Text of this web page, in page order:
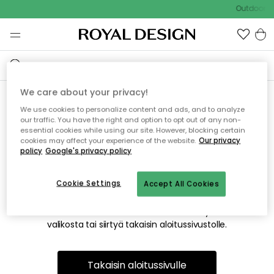
Outdoor
Emme valitettavasti löydä
etsimääsi sivua
Tämä voi johtua siitä, että sivua ei enää ole tai siitä, että se
on siirretty muualle. Pahoittelemme tästä mahdollisesti
valikosta tai siirtyä takaisin aloitussivustolle.
Takaisin aloitussivulle
We care about your privacy!
We use cookies to personalize content and ads, and to analyze
our traffic. You have the right and option to opt out of any non-
essential cookies while using our site. However, blocking certain
cookies may affect your experience of the website. Our privacy
policy Google's privacy policy
Accept All Cookies
Cookie Settings